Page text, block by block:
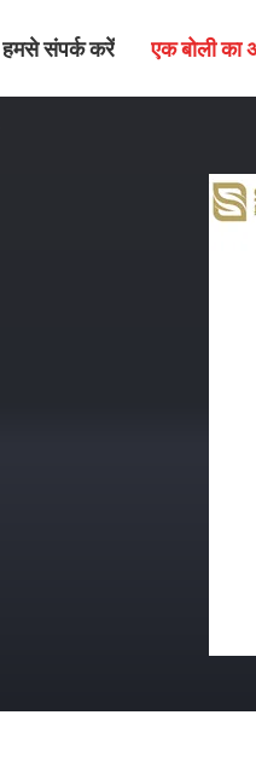
हमसे संपर्क करें एक बोली का